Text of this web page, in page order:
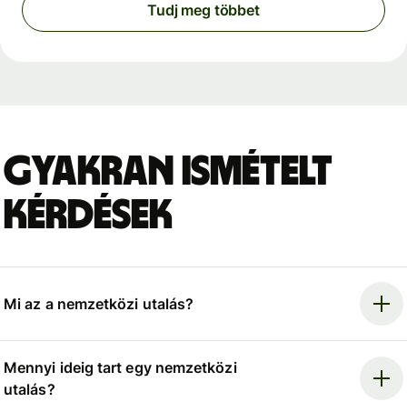
Tudj meg többet
Gyakran ismételt
kérdések
Mi az a nemzetközi utalás?
Mennyi ideig tart egy nemzetközi
utalás?